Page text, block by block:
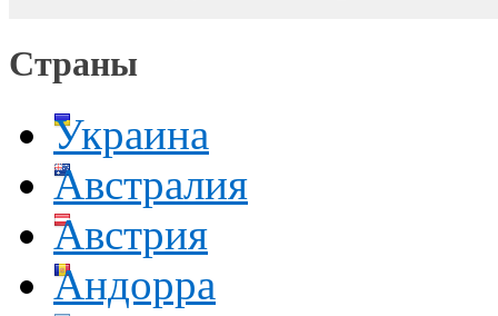
Страны
Украина
Австралия
Австрия
Андорра